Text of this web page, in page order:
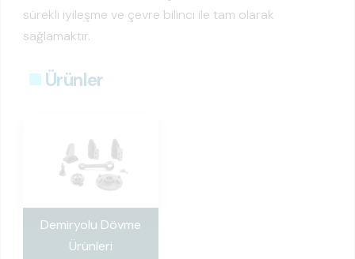
sürekli iyileşme ve çevre bilinci ile tam olarak
sağlamaktır.
Ürünler
Demiryolu Dövme
Ürünleri